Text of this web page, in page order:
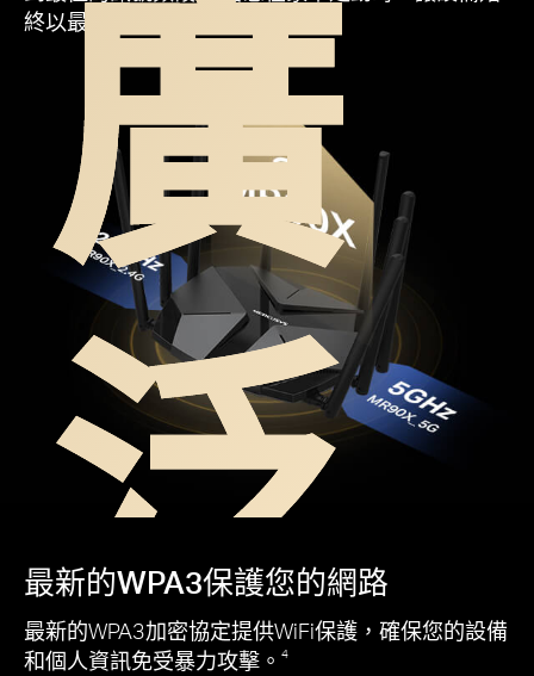
廣
泛
終以最佳狀態運作。
最新的WPA3保護您的網路
最新的WPA3加密協定提供WiFi保護，確保您的設備
和個人資訊免受暴力攻擊。 4